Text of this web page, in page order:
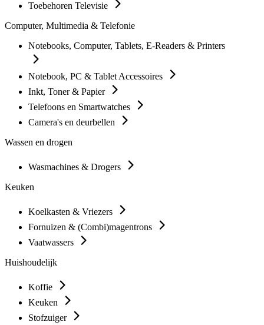
Toebehoren Televisie
Computer, Multimedia & Telefonie
Notebooks, Computer, Tablets, E-Readers & Printers
Notebook, PC & Tablet Accessoires
Inkt, Toner & Papier
Telefoons en Smartwatches
Camera's en deurbellen
Wassen en drogen
Wasmachines & Drogers
Keuken
Koelkasten & Vriezers
Fornuizen & (Combi)magentrons
Vaatwassers
Huishoudelijk
Koffie
Keuken
Stofzuiger